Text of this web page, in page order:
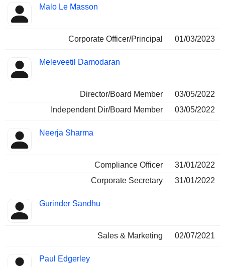
Malo Le Masson
Corporate Officer/Principal 01/03/2023
Meleveetil Damodaran
Director/Board Member
03/05/2022
Independent Dir/Board Member
03/05/2022
Neerja Sharma
Compliance Officer
31/01/2022
Corporate Secretary
31/01/2022
Gurinder Sandhu
Sales & Marketing 02/07/2021
Paul Edgerley